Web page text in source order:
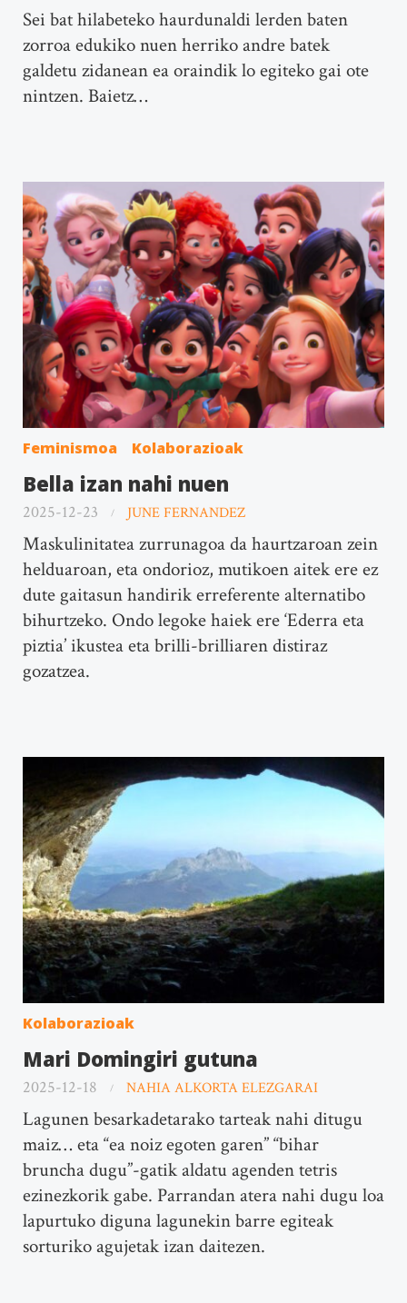
Sei bat hilabeteko haurdunaldi lerden baten
zorroa edukiko nuen herriko andre batek
galdetu zidanean ea oraindik lo egiteko gai ote
nintzen. Baietz…
Feminismoa Kolaborazioak
Bella izan nahi nuen
2025-12-23 JUNE FERNANDEZ
Maskulinitatea zurrunagoa da haurtzaroan zein
helduaroan, eta ondorioz, mutikoen aitek ere ez
dute gaitasun handirik erreferente alternatibo
bihurtzeko. Ondo legoke haiek ere ‘Ederra eta
piztia’ ikustea eta brilli-brilliaren distiraz
gozatzea.
Kolaborazioak
Mari Domingiri gutuna
2025-12-18 NAHIA ALKORTA ELEZGARAI
Lagunen besarkadetarako tarteak nahi ditugu
maiz… eta “ea noiz egoten garen” “bihar
bruncha dugu”-gatik aldatu agenden tetris
ezinezkorik gabe. Parrandan atera nahi dugu loa
lapurtuko diguna lagunekin barre egiteak
sorturiko agujetak izan daitezen.